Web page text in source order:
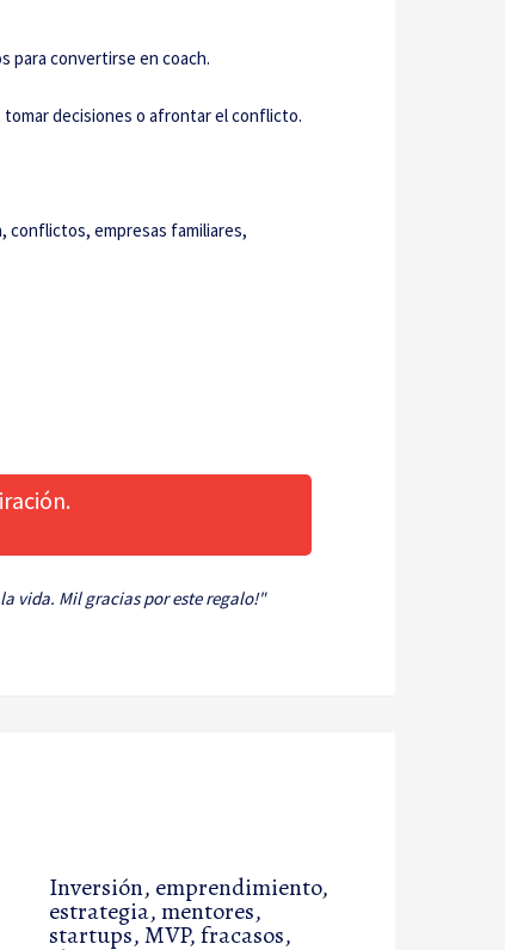
para convertirse en coach.
decisiones o afrontar el conflicto.
conflictos, empresas familiares,
vida. Mil gracias por este regalo!"
Inversión, emprendimiento,
estrategia, mentores,
startups, MVP, fracasos,